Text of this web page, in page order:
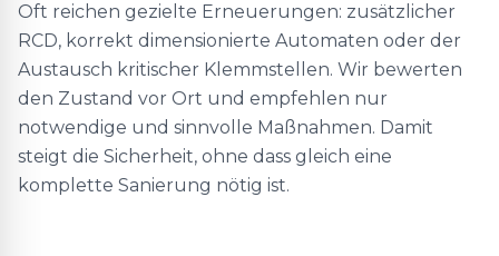
Oft reichen gezielte Erneuerungen: zusätzlicher
RCD, korrekt dimensionierte Automaten oder der
Austausch kritischer Klemmstellen. Wir bewerten
den Zustand vor Ort und empfehlen nur
notwendige und sinnvolle Maßnahmen. Damit
steigt die Sicherheit, ohne dass gleich eine
komplette Sanierung nötig ist.